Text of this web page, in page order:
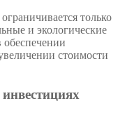
только
и экологические
стоимости